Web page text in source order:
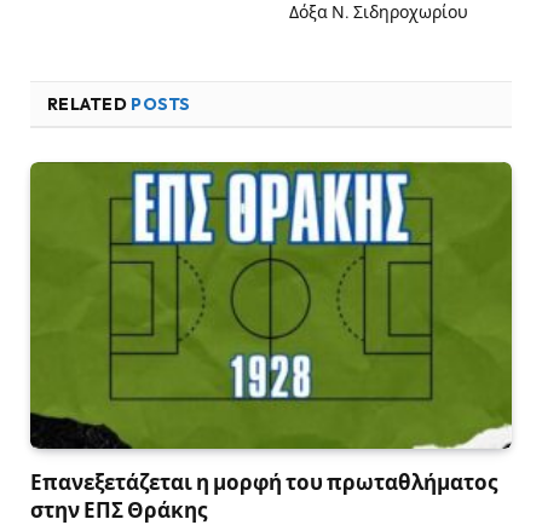
Δόξα Ν. Σιδηροχωρίου
RELATED POSTS
Επανεξετάζεται η μορφή του πρωταθλήματος
στην ΕΠΣ Θράκης